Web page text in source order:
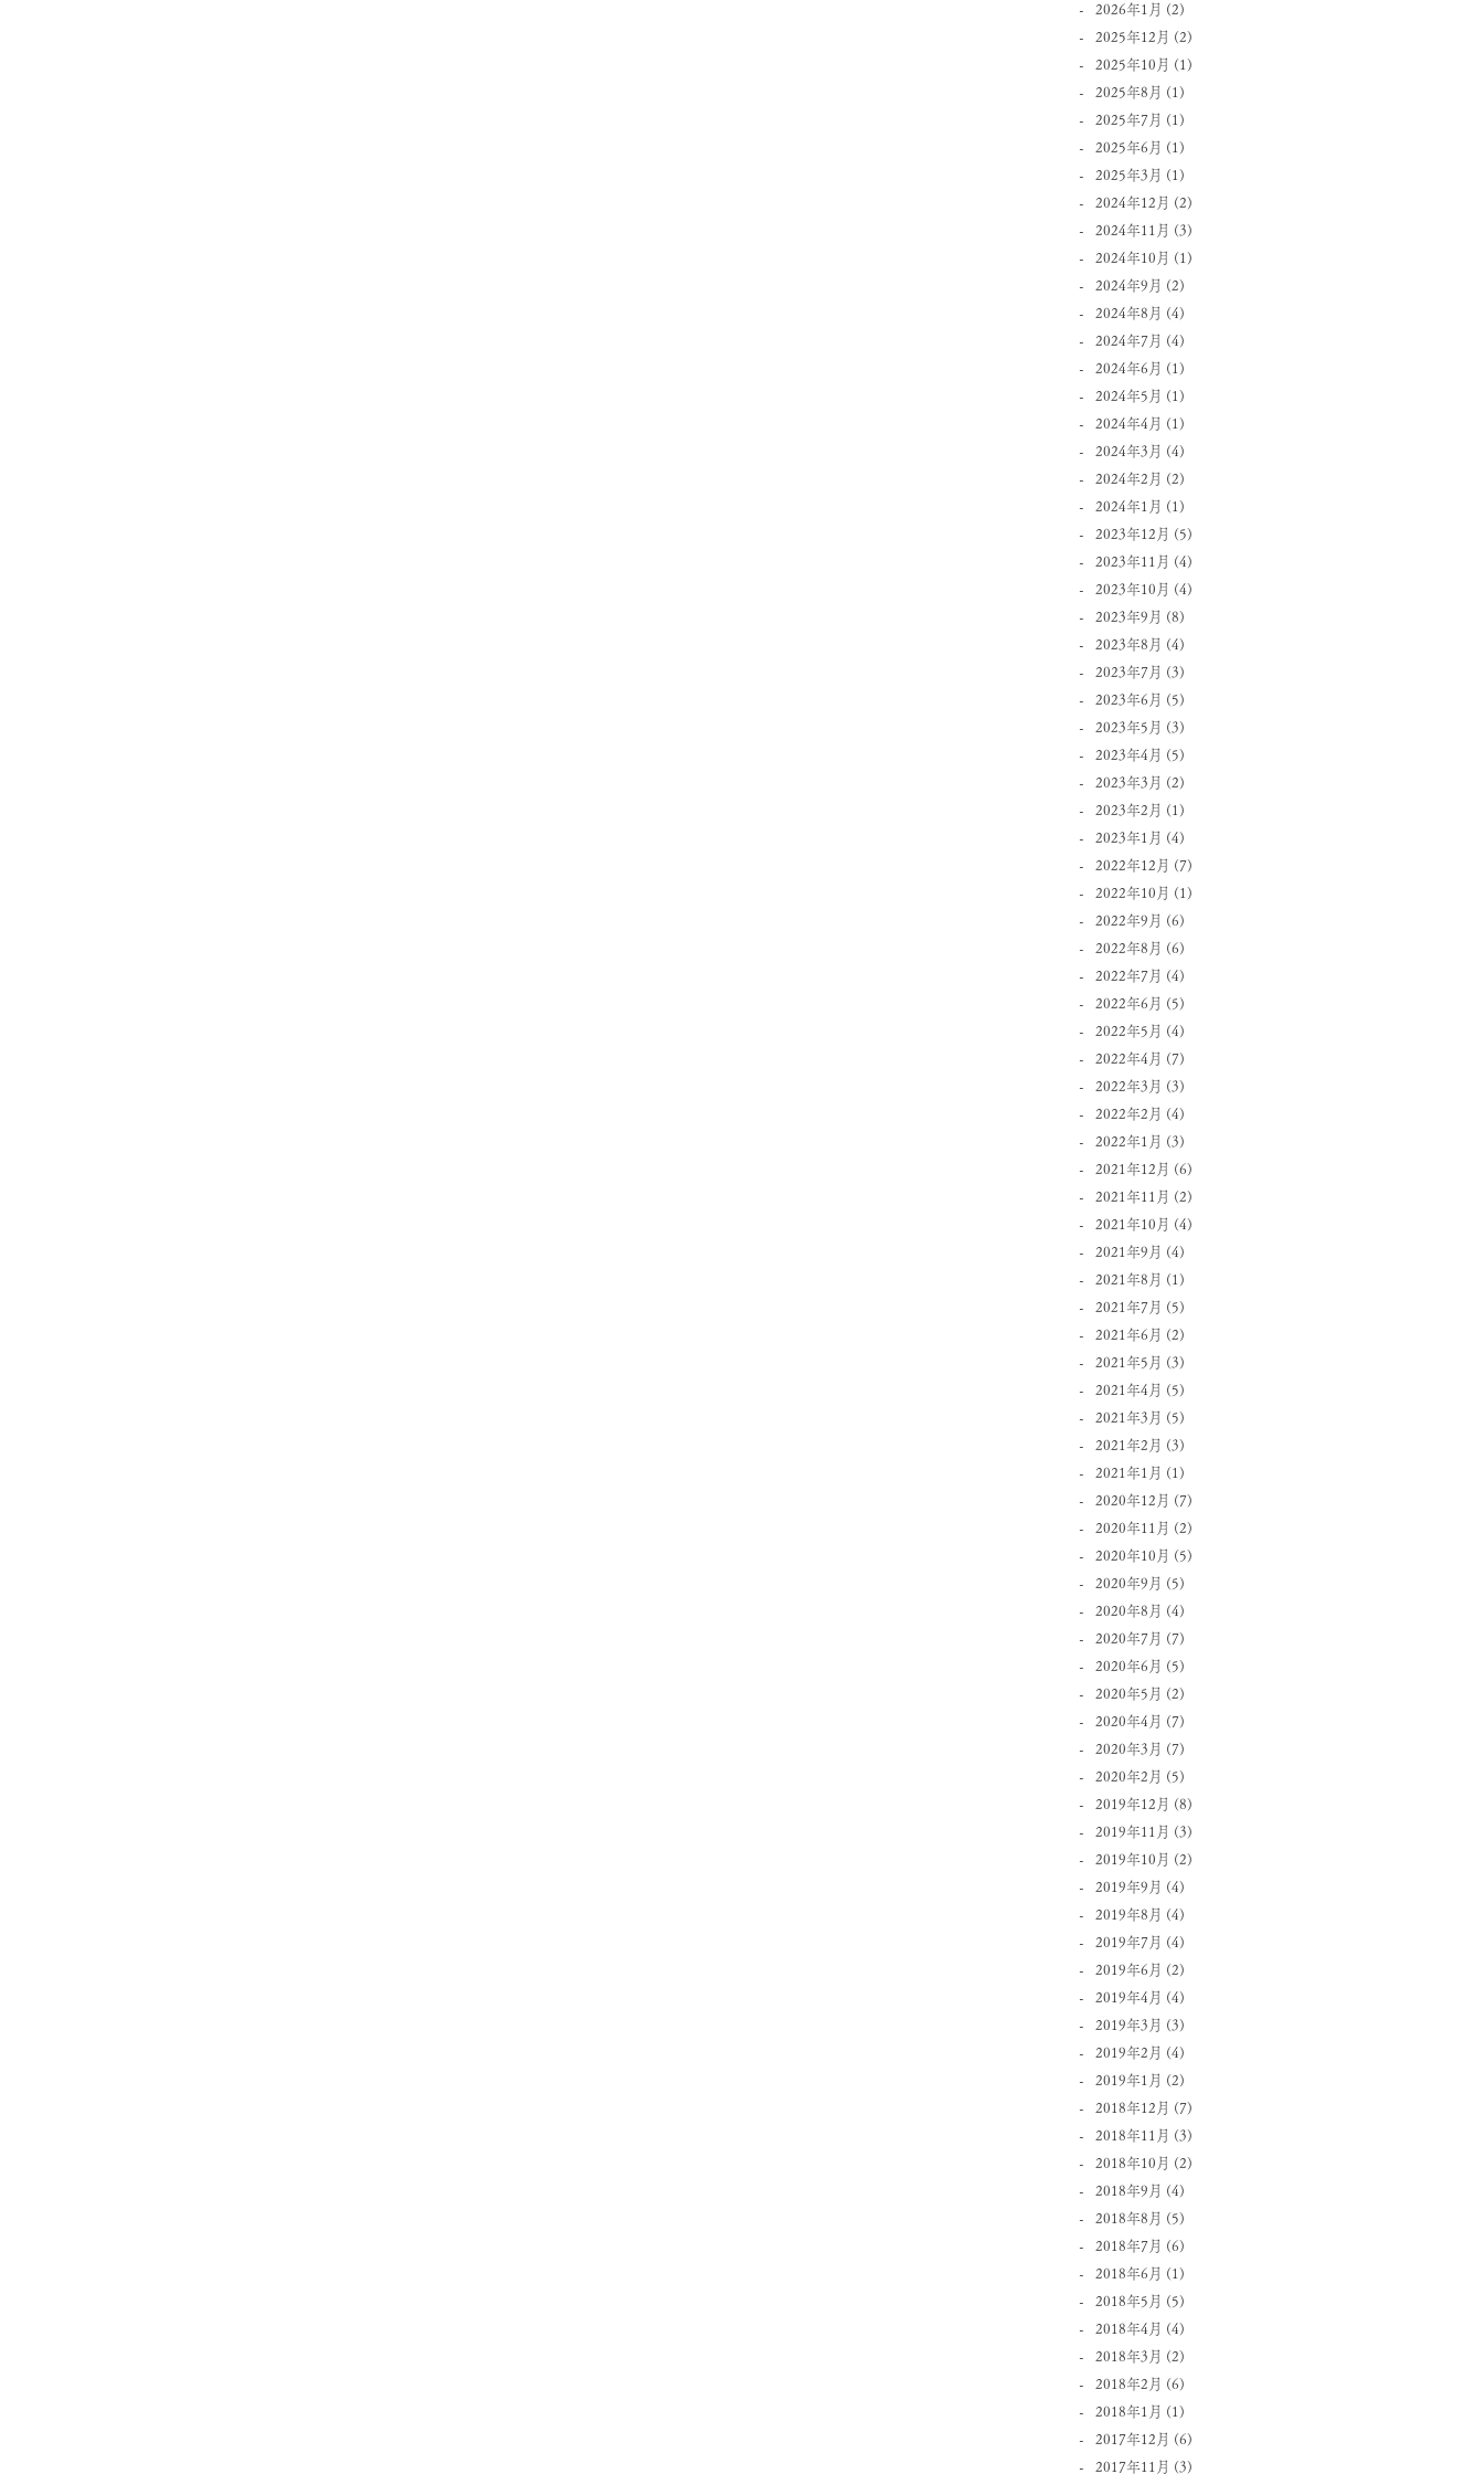
2026年1月 (2)
2025年12月 (2)
2025年10月 (1)
2025年8月 (1)
2025年7月 (1)
2025年6月 (1)
2025年3月 (1)
2024年12月 (2)
2024年11月 (3)
2024年10月 (1)
2024年9月 (2)
2024年8月 (4)
2024年7月 (4)
2024年6月 (1)
2024年5月 (1)
2024年4月 (1)
2024年3月 (4)
2024年2月 (2)
2024年1月 (1)
2023年12月 (5)
2023年11月 (4)
2023年10月 (4)
2023年9月 (8)
2023年8月 (4)
2023年7月 (3)
2023年6月 (5)
2023年5月 (3)
2023年4月 (5)
2023年3月 (2)
2023年2月 (1)
2023年1月 (4)
2022年12月 (7)
2022年10月 (1)
2022年9月 (6)
2022年8月 (6)
2022年7月 (4)
2022年6月 (5)
2022年5月 (4)
2022年4月 (7)
2022年3月 (3)
2022年2月 (4)
2022年1月 (3)
2021年12月 (6)
2021年11月 (2)
2021年10月 (4)
2021年9月 (4)
2021年8月 (1)
2021年7月 (5)
2021年6月 (2)
2021年5月 (3)
2021年4月 (5)
2021年3月 (5)
2021年2月 (3)
2021年1月 (1)
2020年12月 (7)
2020年11月 (2)
2020年10月 (5)
2020年9月 (5)
2020年8月 (4)
2020年7月 (7)
2020年6月 (5)
2020年5月 (2)
2020年4月 (7)
2020年3月 (7)
2020年2月 (5)
2019年12月 (8)
2019年11月 (3)
2019年10月 (2)
2019年9月 (4)
2019年8月 (4)
2019年7月 (4)
2019年6月 (2)
2019年4月 (4)
2019年3月 (3)
2019年2月 (4)
2019年1月 (2)
2018年12月 (7)
2018年11月 (3)
2018年10月 (2)
2018年9月 (4)
2018年8月 (5)
2018年7月 (6)
2018年6月 (1)
2018年5月 (5)
2018年4月 (4)
2018年3月 (2)
2018年2月 (6)
2018年1月 (1)
2017年12月 (6)
2017年11月 (3)